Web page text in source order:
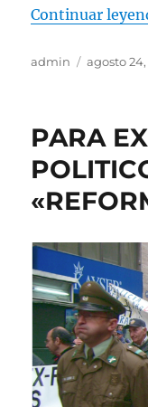
Continuar
Autor
admin
Publicado
agosto
PARA